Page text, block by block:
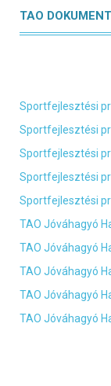
TAO
Sportfejlesztési
Sportfejlesztési
Sportfejlesztési
Sportfejlesztési
Sportfejlesztési
TAO Jóváhagyó
TAO Jóváhagyó
TAO Jóváhagyó
TAO Jóváhagyó
TAO Jóváhagyó